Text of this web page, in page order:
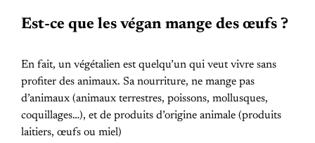
Est-ce que les végan mange des œufs ?
En fait, un végétalien est quelqu’un qui veut vivre sans
profiter des animaux. Sa nourriture, ne mange pas
d’animaux (animaux terrestres, poissons, mollusques,
coquillages…), et de produits d’origine animale (produits
laitiers, œufs ou miel)